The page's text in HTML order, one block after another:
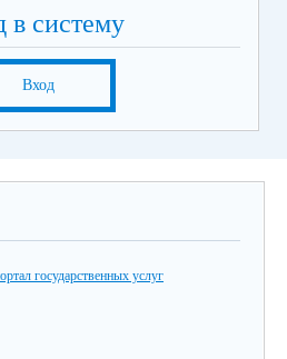
в систему
Вход
государственных услуг